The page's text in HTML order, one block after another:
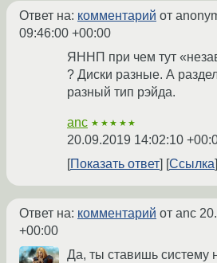
Ответ на: комментарий от
09:46:00 +00:00
ЯННП при чем тут
? Диски разные. А
разный тип рэйда.
anc ★★★★★
20.09.2019 14:02:10
Показать ответ
Ссылка
Ответ на: комментарий от anc
+00:00
Да, ты ставишь систему